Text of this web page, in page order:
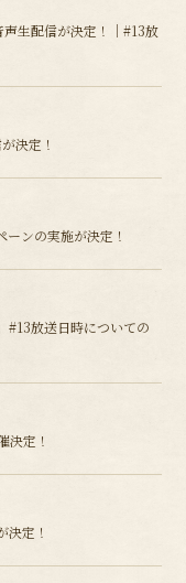
生配信が決定！｜#13放
決定！
ンの実施が決定！
#13放送日時についての
定！
定！